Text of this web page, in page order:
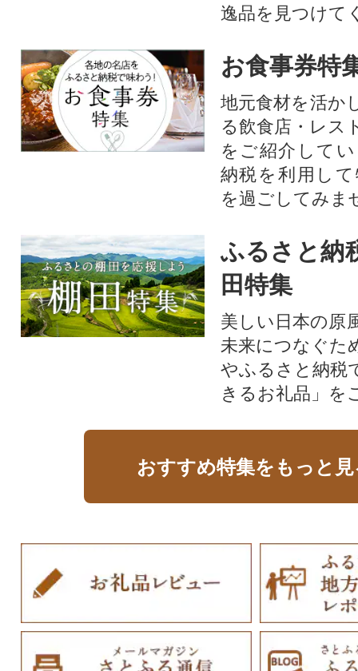
逸品を見つけて
お食事券特
地元食材を活か
る飲食店・レス
をご紹介して
納税を利用し
を過ごしてみま
ふるさと納
田特集
美しい日本の原
未来につなぐた
やふるさと納税
きるお礼品」を
おすすめ特集をもっと